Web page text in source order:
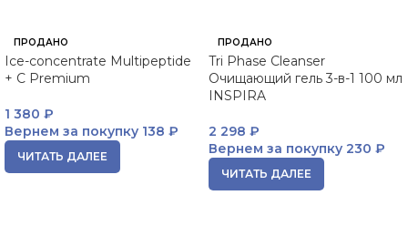
ПРОДАНО
Ice-concentrate Multipeptide
+ C Premium
1 380 ₽
Вернем за покупку 138 ₽
ЧИТАТЬ ДАЛЕЕ
ПРОДАНО
Tri Phase Cleanser
Очищающий гель 3-в-1 100 мл
INSPIRA
2 298 ₽
Вернем за покупку 230 ₽
ЧИТАТЬ ДАЛЕЕ